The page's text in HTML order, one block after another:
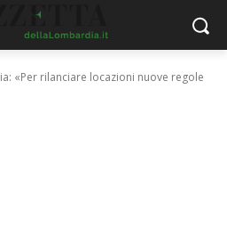
«Per rilanciare locazioni nuove regole